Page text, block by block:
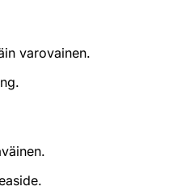
varovainen.